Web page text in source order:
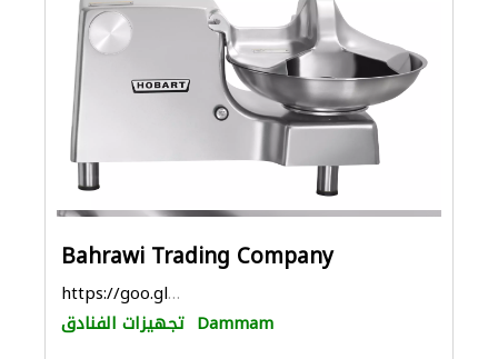
Bahrawi Trading Company
https://goo.gl/maps/e3cXsHpotmf8MuGc8
تجهيزات الفنادق Dammam